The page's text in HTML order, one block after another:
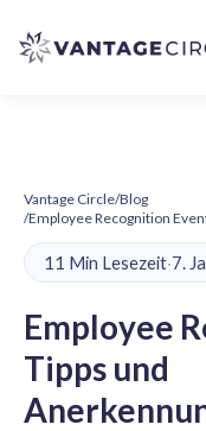
Vantage Circle/Blog
/Employee Recognition
11 Min Lesezeit·7.
Employee
Tipps und